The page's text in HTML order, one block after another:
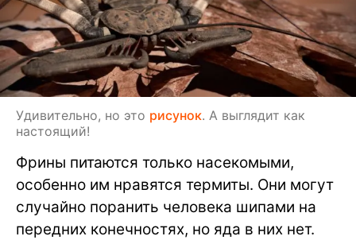
Удивительно, но это рисунок. А выглядит как
настоящий!
Фрины питаются только насекомыми,
особенно им нравятся термиты. Они могут
случайно поранить человека шипами на
передних конечностях, но яда в них нет.